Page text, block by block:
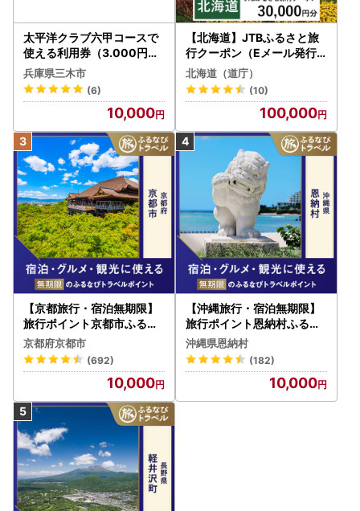
太平洋クラブ六甲コースで
使える利用券（3.000円分
）
兵庫県三木市
(6)
10,000
【北海道】JTBふるさと旅
行クーポン（Eメール発行
）30,000円分 旅行 トラベ
ル 宿泊 人気 おすすめ JTB
W030T
北海道（道庁）
(10)
100,000
【京都旅行・宿泊無期限】
旅行ポイント京都市ふるな
びトラベルポイント
京都府京都市
(692)
10,000
【沖縄旅行・宿泊無期限】
旅行ポイント恩納村ふるな
びトラベルポイント
沖縄県恩納村
(182)
10,000